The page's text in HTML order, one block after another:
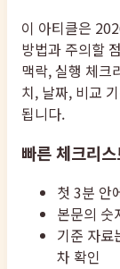
이 아티클은
방법과 주의할
맥락, 실행 체크
치, 날짜, 비교
됩니다.
빠른 체크리
첫 3분 안
본문의 숫
기준 자료
차 확인